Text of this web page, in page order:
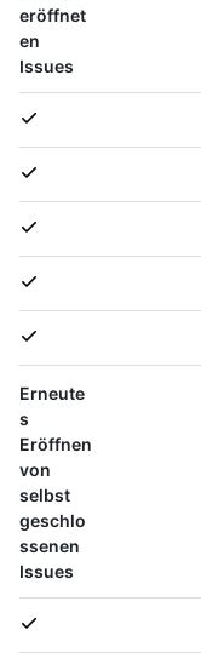
eröffnet
en
Issues
Erneute
s
Eröffnen
von
selbst
geschlo
ssenen
Issues